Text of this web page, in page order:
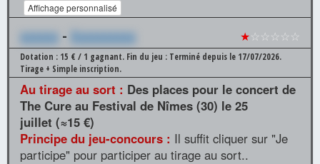
Affichage personnalisé
xxxxxx - Xxxxxxxxxx ★☆☆☆☆☆
Dotation : 15 € / 1 gagnant. Fin du jeu : Terminé depuis le 17/07/2026.
Tirage + Simple inscription.
Au tirage au sort : Des places pour le concert de
The Cure au Festival de Nîmes (30) le 25
juillet (≈15 €)
Principe du jeu-concours : Il suffit cliquer sur "Je
participe" pour participer au tirage au sort..